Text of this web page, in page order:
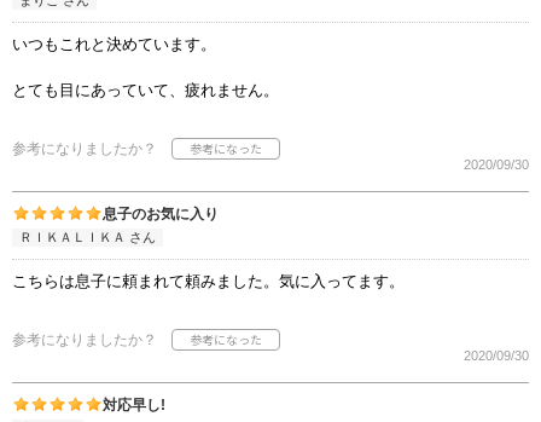
いつもこれと決めています。
とても目にあっていて、疲れません。
参考になりましたか？
2020/09/30
息子のお気に入り
ＲＩＫＡＬＩＫＡ さん
こちらは息子に頼まれて頼みました。気に入ってます。
参考になりましたか？
2020/09/30
対応早し!